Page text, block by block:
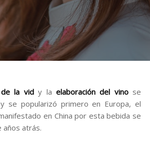
la vidy la elaboración del vinose
se popularizó primero en Europa, el
en China por esta bebida se
años atrás.